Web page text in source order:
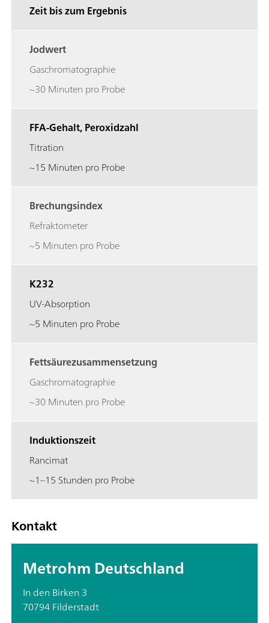
Zeit bis zum Ergebnis
Jodwert
Gaschromatographie
~30 Minuten pro Probe
FFA-Gehalt, Peroxidzahl
Titration
~15 Minuten pro Probe
Brechungsindex
Refraktometer
~5 Minuten pro Probe
K232
UV-Absorption
~5 Minuten pro Probe
Fettsäurezusammensetzung
Gaschromatographie
~30 Minuten pro Probe
Induktionszeit
Rancimat
~1–15 Stunden pro Probe
Kontakt
Metrohm Deutschland
In den Birken 3
70794 Filderstadt